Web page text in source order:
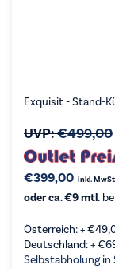
Exquisit - Stand-
UVP:€499,00
€399,00 inkl.
oder ca. €9 mtl.
Österreich: +€
Deutschland: +€
Selbstabholung in